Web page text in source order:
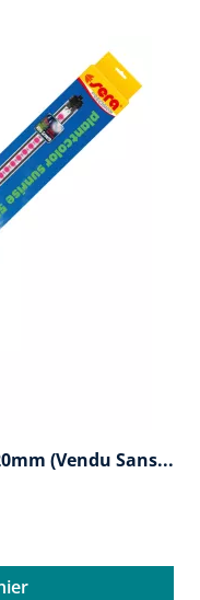
(vendu Sans...